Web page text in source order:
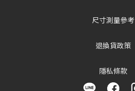
尺寸測量參考
退換貨政策
隱私條款